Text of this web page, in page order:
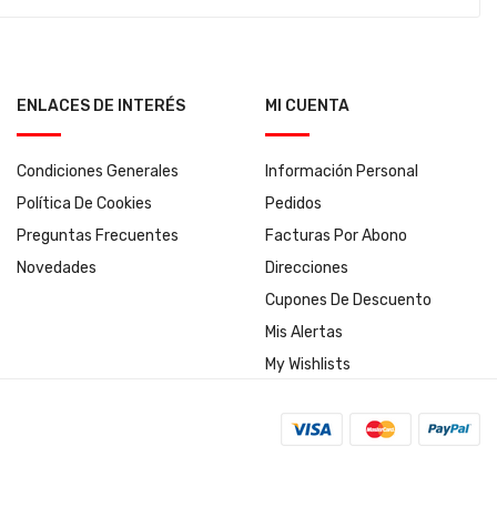
ENLACES DE INTERÉS
Condiciones Generales
Política De Cookies
Preguntas Frecuentes
Novedades
MI CUENTA
Información Personal
Pedidos
Facturas Por Abono
Direcciones
Cupones De Descuento
Mis Alertas
My Wishlists